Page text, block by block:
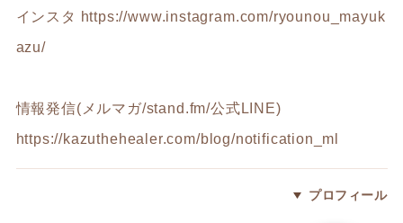
インスタ https://www.instagram.com/ryounou_mayuk
azu/
情報発信(メルマガ/stand.fm/公式LINE)
https://kazuthehealer.com/blog/notification_ml
プロフィール